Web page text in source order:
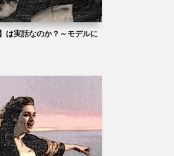
は実話なのか？～モデルに